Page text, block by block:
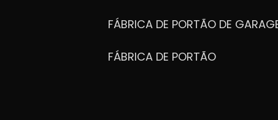
FÁBRICA DE PORTÃO DE
FÁBRICA DE PORTÃO